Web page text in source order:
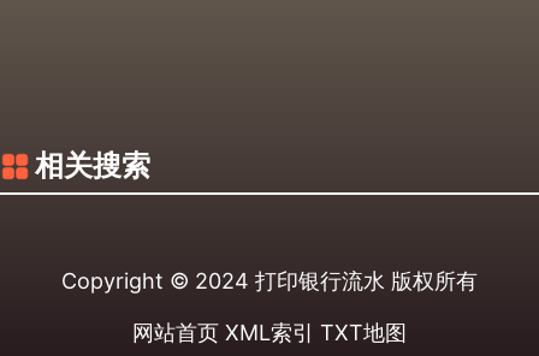
相关搜索
Copyright © 2024 打印银行流水 版权所有
网站首页 XML索引 TXT地图